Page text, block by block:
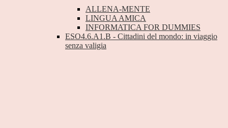
ALLENA-MENTE
LINGUA AMICA
INFORMATICA FOR DUMMIES
ESO4.6.A1.B - Cittadini del mondo: in viaggio
senza valigia